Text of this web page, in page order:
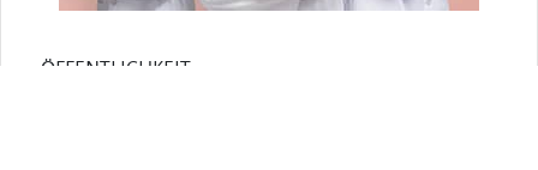
ÖFFENTLICHKEIT